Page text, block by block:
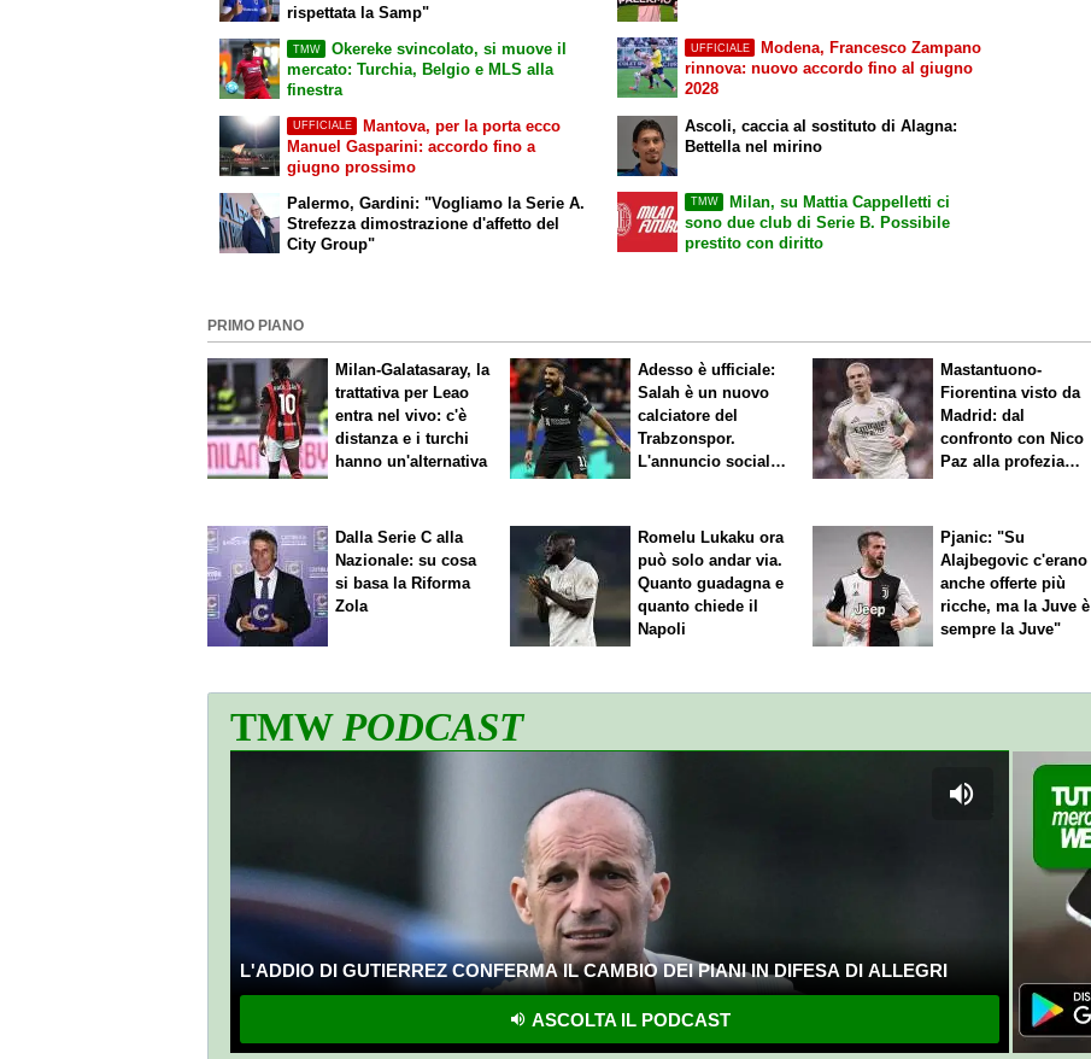
rispettata la Samp"
TMW
Okereke svincolato, si muove il
mercato: Turchia, Belgio e MLS alla
finestra
UFFICIALE
Modena, Francesco Zampano
rinnova: nuovo accordo fino al giugno
2028
UFFICIALE
Mantova, per la porta ecco
Manuel Gasparini: accordo fino a
giugno prossimo
Palermo, Gardini: "Vogliamo la Serie A.
Strefezza dimostrazione d'affetto del
City Group"
Ascoli, caccia al sostituto di Alagna:
Bettella nel mirino
TMW
Milan, su Mattia Cappelletti ci
sono due club di Serie B. Possibile
prestito con diritto
PRIMO PIANO
Milan-Galatasaray, la
trattativa per Leao
entra nel vivo: c'è
distanza e i turchi
hanno un'alternativa
Adesso è ufficiale:
Salah è un nuovo
calciatore del
Trabzonspor.
L'annuncio social
Mastantuono-
Fiorentina visto da
Madrid: dal
confronto con Nico
Paz alla profezia
Dalla Serie C alla
Nazionale: su cosa
si basa la Riforma
Zola
Romelu Lukaku ora
può solo andar via.
Quanto guadagna e
quanto chiede il
Napoli
Pjanic: "Su
Alajbegovic c'erano
anche offerte più
ricche, ma la Juve è
sempre la Juve"
TMWPODCAST
L'ADDIO DI GUTIERREZ CONFERMA IL CAMBIO DEI PIANI IN DIFESA DI ALLEGRI
ASCOLTA IL PODCAST